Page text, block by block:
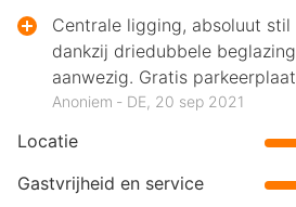
Locatie
Gastvrijheid en service
Centrale ligging, absoluut stil
dankzij driedubbele
aanwezig. Gratis
Anoniem ‐ DE, 20 sep 2021